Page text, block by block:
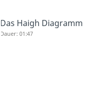
Das Haigh Diagramm
Dauer: 01:47